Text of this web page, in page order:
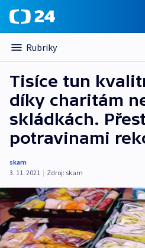
Rubriky
Tisíce tun
díky charitám
skládkách.
potravinami
skam
3. 11. 2021 | Zdroj: skam